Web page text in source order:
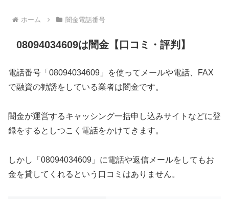
ホーム 闇金電話番号
08094034609は闇金【口コミ・評判】
電話番号「08094034609」を使ってメールや電話、FAX
で融資の勧誘をしている業者は闇金です。
闇金が運営するキャッシング一括申し込みサイトなどに登
録をするとしつこく電話をかけてきます。
しかし「08094034609」に電話や返信メールをしてもお
金を貸してくれるという口コミはありません。